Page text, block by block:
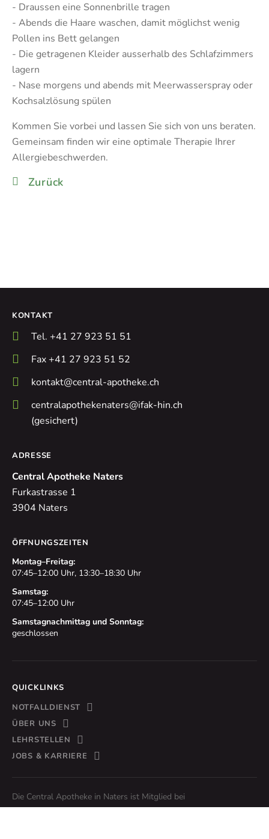
- Draussen eine Sonnenbrille tragen
- Abends die Haare waschen, damit möglichst wenig
Pollen ins Bett gelangen
- Die getragenen Kleider ausserhalb des Schlafzimmers
lagern
- Nase morgens und abends mit Meerwasserspray oder
Kochsalzlösung spülen
Kommen Sie vorbei und lassen Sie sich von uns beraten.
Gemeinsam finden wir eine optimale Therapie Ihrer
Allergiebeschwerden.
Zurück
KONTAKT
Tel. +41 27 923 51 51
Fax +41 27 923 51 52
kontakt@central-apotheke.ch
centralapothekenaters@ifak-hin.ch
(gesichert)
ADRESSE
Central Apotheke Naters
Furkastrasse 1
3904 Naters
ÖFFNUNGSZEITEN
Montag–Freitag:
07:45–12:00 Uhr, 13:30–18:30 Uhr
Samstag:
07:45–12:00 Uhr
Samstagnachmittag und Sonntag:
geschlossen
QUICKLINKS
NOTFALLDIENST
ÜBER UNS
LEHRSTELLEN
JOBS & KARRIERE
Die Central Apotheke in Naters ist Mitglied bei